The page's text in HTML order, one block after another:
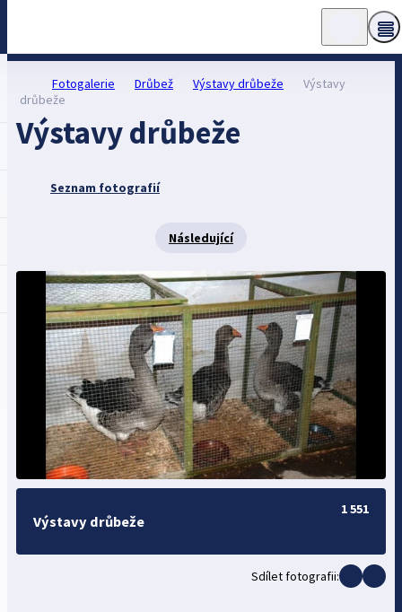
Fotogalerie Drůbež Výstavy drůbeže
Výstavy
drůbeže
Výstavy drůbeže
Seznam fotografií
Následující
Výstavy drůbeže
1 551
Sdílet fotografii: